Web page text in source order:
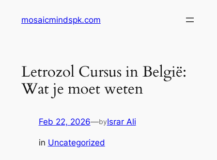
mosaicmindspk.com
Letrozol Cursus in België:
Wat je moet weten
Feb 22, 2026—byIsrar Ali
in Uncategorized